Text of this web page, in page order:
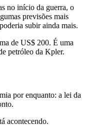
no início da guerra, o
previsões mais
subir ainda mais.
de US$ 200. É uma
petróleo da Kpler.
por enquanto: a lei da
acontecendo.